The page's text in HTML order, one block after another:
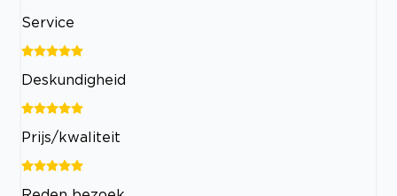
Service
Deskundigheid
Prijs/kwaliteit